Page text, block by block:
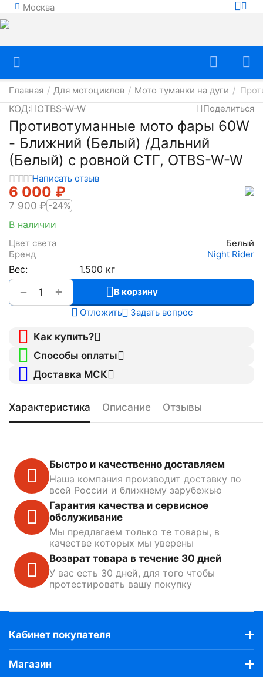
Москва
Главная / Для мотоциклов / Мото туманки на дуги /
КОД: OTBS-W-W Поделиться
Противотуманные мото фары 60W
- Ближний (Белый) /Дальний
(Белый) с ровной СТГ, OTBS-W-W
Написать отзыв
6 000 ₽
7 900 ₽ -24%
В наличии
Цвет света
Белый
Бренд
Night Rider
Вес: 1.500 кг
+
−
В корзину
Отложить
Задать вопрос
Как купить?
Способы оплаты
Доставка МСК
Характеристика Описание Отзывы
Быстро и качественно доставляем
Наша компания производит доставку по
всей России и ближнему зарубежью
Гарантия качества и сервисное
обслуживание
Мы предлагаем только те товары, в
качестве которых мы уверены
Возврат товара в течение 30 дней
У вас есть 30 дней, для того чтобы
протестировать вашу покупку
Кабинет покупателя
Магазин